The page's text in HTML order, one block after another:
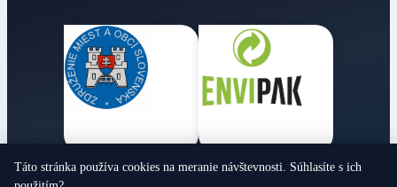
Obecné noviny
Táto stránka používa cookies na meranie návštevnosti. Súhlasíte s ich